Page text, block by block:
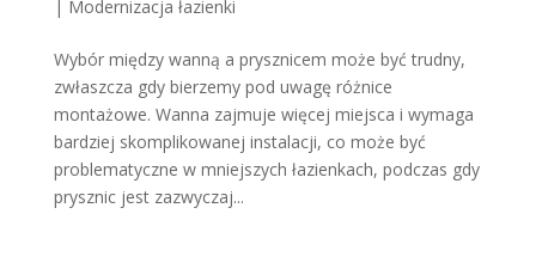
| Modernizacja łazienki
Wybór między wanną a prysznicem może być trudny,
zwłaszcza gdy bierzemy pod uwagę różnice
montażowe. Wanna zajmuje więcej miejsca i wymaga
bardziej skomplikowanej instalacji, co może być
problematyczne w mniejszych łazienkach, podczas gdy
prysznic jest zazwyczaj...